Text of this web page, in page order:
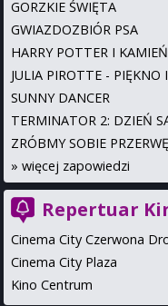
GORZKIE ŚWIĘTA
GWIAZDOZBIÓR PSA
HARRY POTTER I
JULIA PIROTTE - PIĘKNO
SUNNY DANCER
TERMINATOR 2: DZIEŃ
ZRÓBMY SOBIE PRZERWĘ
» więcej zapowiedzi
Repertuar
Cinema City Czerwona
Cinema City Plaza
Kino Centrum